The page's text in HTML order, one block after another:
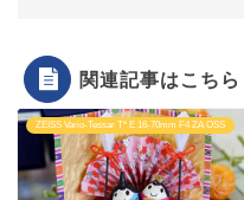
関連記事はこちら
ZEISS Vario-Tessar T* E 16-70mm F4 ZA OSS